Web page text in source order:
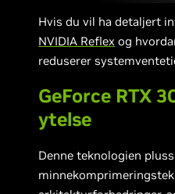
Hvis du vil ha detaljert
NVIDIA Reflex og
reduserer
GeForce RTX
ytelse
Denne teknologien